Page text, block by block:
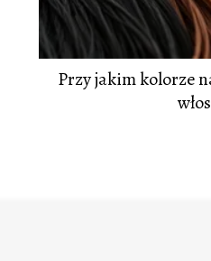
Przy jakim kolorze